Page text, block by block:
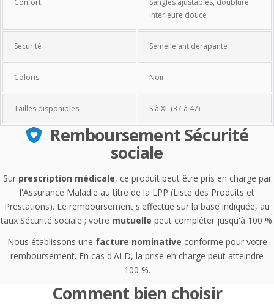
intérieure douce
Sécurité Semelle antidérapante
Coloris Noir
Tailles disponibles S à XL (37 à 47)
Remboursement Sécurité
sociale
Sur prescription médicale, ce produit peut être pris en charge par
l'Assurance Maladie au titre de la LPP (Liste des Produits et
Prestations). Le remboursement s'effectue sur la base indiquée, au
taux Sécurité sociale ; votre mutuelle peut compléter jusqu'à 100 %.
Nous établissons une facture nominative conforme pour votre
remboursement. En cas d'ALD, la prise en charge peut atteindre
100 %.
Comment bien choisir